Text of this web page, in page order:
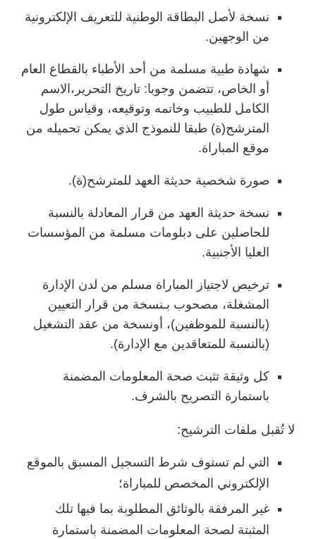
نسخة لأصل البطاقة الوطنية للتعريف الإلكترونية
من الوجهين.
شهادة طبية مسلمة من أحد الأطباء بالقطاع العام
أو الخاص، تتضمن وجوبا: تاريخ التحرير،الاسم
الكامل للطبيب وخاتمه وتوقيعه، وقياس طول
المترشح(ة) طبقا للنموذج الذي يمكن تحميله من
موقع المباراة.
صورة شخصية حديثة العهد للمترشح(ة).
نسخة حديثة العهد من قرار المعادلة بالنسبة
للحاصلين على دبلومات مسلمة من المؤسسات
العليا الأجنبية.
ترخيص لاجتياز المباراة مسلم من لدن الإدارة
المشغلة، مصحوب بـنسخة من قرار التعيين
(بالنسبة للموظفين)، أونسخة من عقد التشغيل
(بالنسبة للمتعاقدين مع الإدارة).
كل وثيقة تثبت صحة المعلومات المضمنة
باستمارة التصريح بالشرف.
لا تُقبل ملفات الترشيح:
التي لم تستوف شرط التسجيل المسبق بالموقع
الإلكتروني المخصص للمباراة؛
غير المرفقة بالوثائق المطلوبة بما فيها تلك
المثبتة لصحة المعلومات المضمنة باستمارة